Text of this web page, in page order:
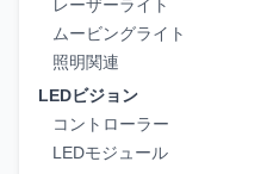
レーザーライト
ムービングライト
照明関連
LEDビジョン
コントローラー
LEDモジュール